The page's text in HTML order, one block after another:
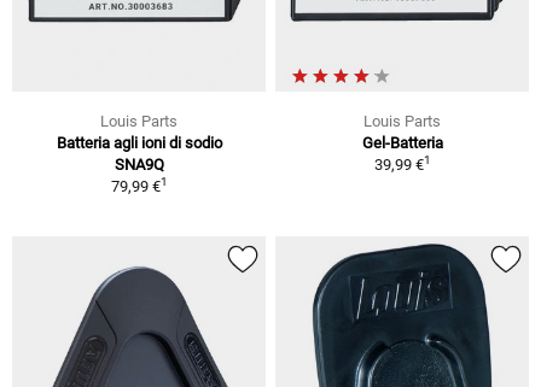
Louis Parts
Batteria agli ioni di sodio
SNA9Q
79,99 €1
Louis Parts
Gel-Batteria
39,99 €1